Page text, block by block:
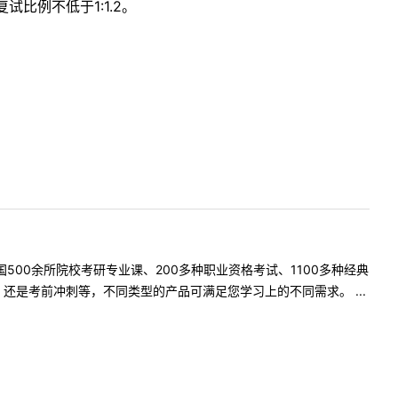
比例不低于1:1.2。
余所院校考研专业课、200多种职业资格考试、1100多种经典
是考前冲刺等，不同类型的产品可满足您学习上的不同需求。 ...